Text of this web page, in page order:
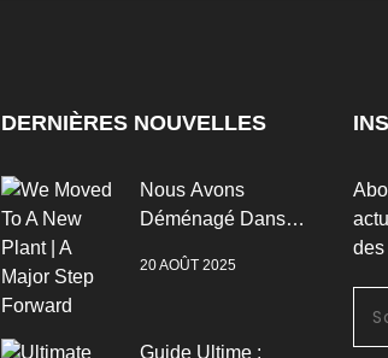
DERNIÈRES NOUVELLES
Nous Avons
Déménagé Dans
| Un Grand Pas En
20 AOÛT 2025
Guide Ultime :
des